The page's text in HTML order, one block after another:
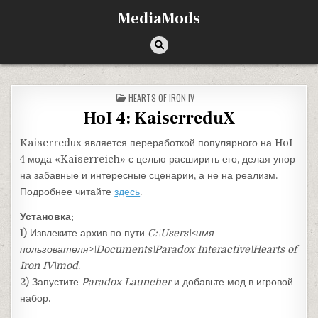
MediaMods
ОПУБЛИКОВАНО В
HEARTS OF IRON IV
HoI 4: KaiserreduX
Kaiserredux является переработкой популярного на HoI
4 мода «Kaiserreich» с целью расширить его, делая упор
на забавные и интересные сценарии, а не на реализм.
Подробнее читайтездесь.
Установка:
1) Извлеките архив по пути C:\Users\<имя
пользователя>\Documents\Paradox Interactive\Hearts of
Iron IV\mod.
2) Запустите Paradox Launcherи добавьте мод в игровой
набор.